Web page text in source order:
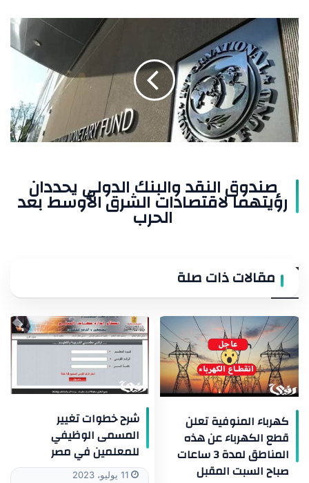
صندوق
النقد
والبنك
الدولي
يحددان
رؤيتهما
لاقتصادات
الشرق
الأوسط
صندوق النقد والبنك الدولي يحددان
رؤيتهما لاقتصادات الشرق الأوسط بعد
الحرب
مقالات ذات صلة
كهرباء المنوفية تعلن
قطع الكهرباء عن هذه
المناطق لمدة 3 ساعات
صباح السبت المقبل
شرح خطوات تغيير
المسمى الوظيفي
للمعلمين في مصر
11 يوليو، 2023